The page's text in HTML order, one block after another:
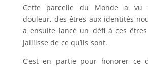
Cette parcelle du Monde a vu
douleur, des êtres aux identités
a ensuite lancé un défi à ces
jaillisse de ce qu’ils sont.
C’est en partie pour honorer ce